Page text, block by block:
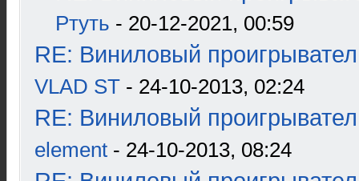
Ртуть - 20-12-2021, 00:59
RE: Виниловый
VLAD ST - 24-10-2013, 02:24
RE: Виниловый
element - 24-10-2013, 08:24